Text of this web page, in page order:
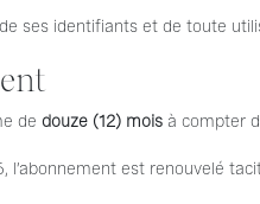
ses identifiants et de toute
de douze (12) mois à compter
l’abonnement est renouvelé